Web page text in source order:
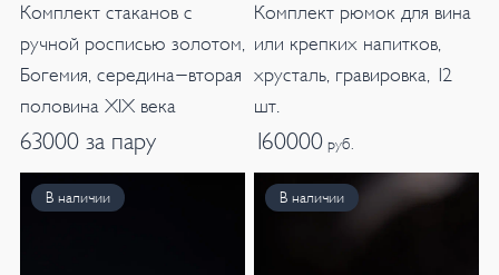
Комплект стаканов с
ручной росписью золотом,
Богемия, середина-вторая
половина XIX века
63000 за пару
Комплект рюмок для вина
или крепких напитков,
хрусталь, гравировка, 12
шт.
160000 руб.
В наличии В наличии